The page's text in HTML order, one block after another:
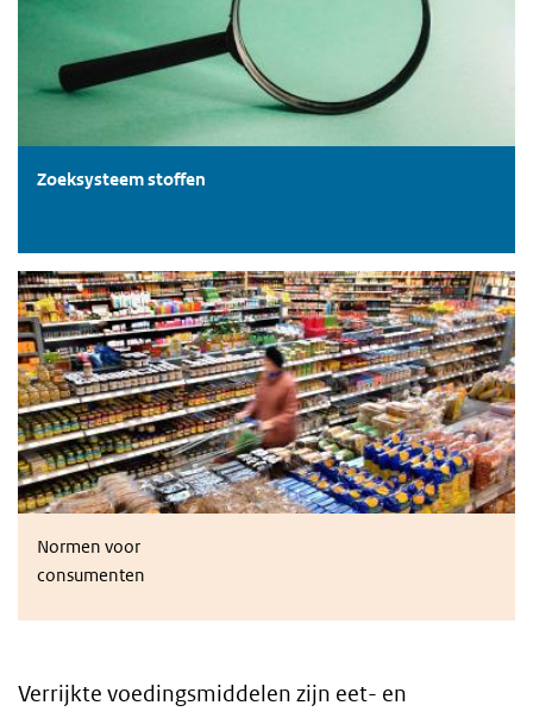
Zoeksysteem stoffen
Consumenten
Normen voor
consumenten
Verrijkte voedingsmiddelen zijn eet- en